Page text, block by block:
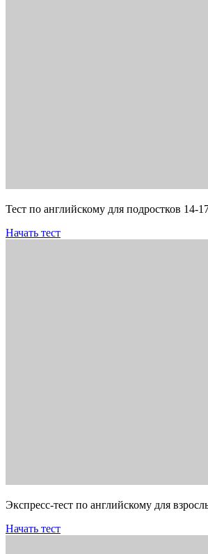
Тест по английскому для подростков 14-
Начать тест
Экспресс-тест по английскому для
Начать тест